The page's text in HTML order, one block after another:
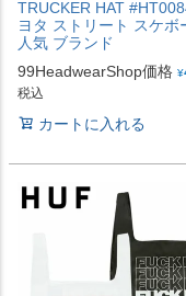
TRUCKER HAT
ヨタ ストリート スケボ
人気 ブランド
99HeadwearShop価格 ¥
税込
カートに入れる